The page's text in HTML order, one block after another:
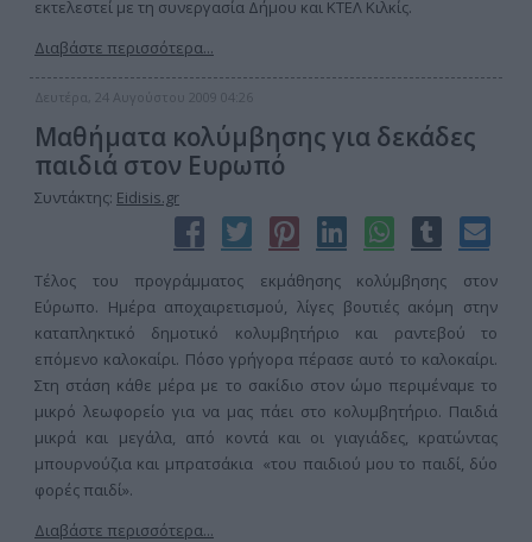
εκτελεστεί με τη συνεργασία Δήμου και ΚΤΕΛ Κιλκίς.
Διαβάστε περισσότερα...
Δευτέρα, 24 Αυγούστου 2009 04:26
Μαθήματα κολύμβησης για δεκάδες
παιδιά στον Ευρωπό
Συντάκτης: Eidisis.gr
Τέλος του προγράμματος εκμάθησης κολύμβησης στον
Εύρωπο. Ημέρα αποχαιρετισμού, λίγες βουτιές ακόμη στην
καταπληκτικό δημοτικό κολυμβητήριο και ραντεβού το
επόμενο καλοκαίρι. Πόσο γρήγορα πέρασε αυτό το καλοκαίρι.
Στη στάση κάθε μέρα με το σακίδιο στον ώμο περιμέναμε το
μικρό λεωφορείο για να μας πάει στο κολυμβητήριο. Παιδιά
μικρά και μεγάλα, από κοντά και οι γιαγιάδες, κρατώντας
μπουρνούζια και μπρατσάκια «του παιδιού μου το παιδί, δύο
φορές παιδί».
Διαβάστε περισσότερα...